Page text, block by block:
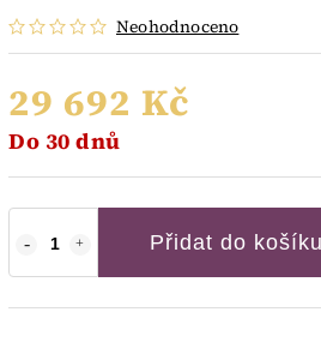
Neohodnoceno
29 692 Kč
Do 30 dnů
Přidat do košíku